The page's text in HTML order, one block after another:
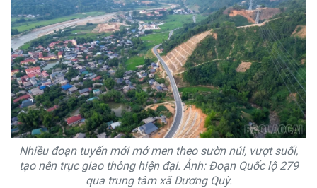
Nhiều đoạn tuyến mới mở men theo sườn núi, vượt suối,
tạo nên trục giao thông hiện đại. Ảnh: Đoạn Quốc lộ 279
qua trung tâm xã Dương Quỳ.